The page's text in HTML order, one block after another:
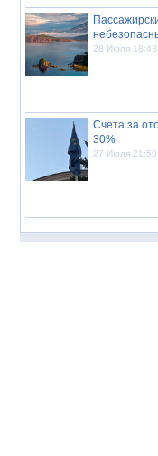
28 Июля 18:43
Счета за
30%
27 Июля 21:50